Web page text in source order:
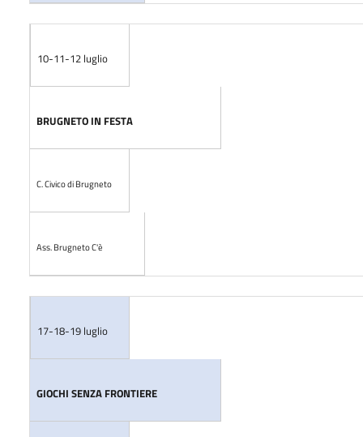
10-11-12 luglio
BRUGNETO IN FESTA
C. Civico di Brugneto
Ass. Brugneto C'è
17-18-19 luglio
GIOCHI SENZA FRONTIERE